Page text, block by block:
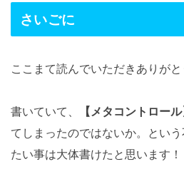
さいごに
ここまて読んでいただきありがと
書いていて、 【メタコントロー
てしまったのではないか。とい
たい事は大体書けたと思います！